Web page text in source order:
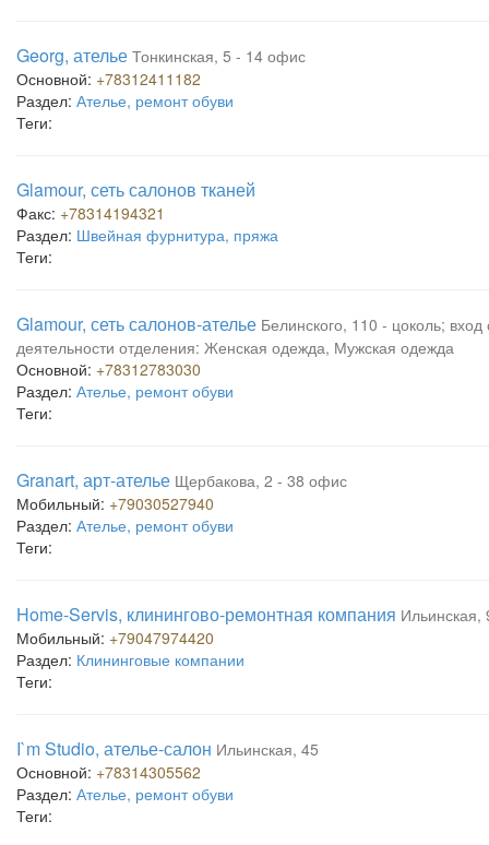
Georg, ателье Тонкинская, 5 - 14 офис
Основной: +78312411182
Раздел: Ателье, ремонт обуви
Теги:
Glamour, сеть салонов тканей
Факс: +78314194321
Раздел: Швейная фурнитура, пряжа
Теги:
Glamour, сеть салонов-ателье Белинского, 110 - цоколь;
деятельности отделения: Женская одежда, Мужская одежда
Основной: +78312783030
Раздел: Ателье, ремонт обуви
Теги:
Granart, арт-ателье Щербакова, 2 - 38 офис
Мобильный: +79030527940
Раздел: Ателье, ремонт обуви
Теги:
Home-Servis, клинингово-ремонтная компания Ильинская,
Мобильный: +79047974420
Раздел: Клининговые компании
Теги:
I`m Studio, ателье-салон Ильинская, 45
Основной: +78314305562
Раздел: Ателье, ремонт обуви
Теги: